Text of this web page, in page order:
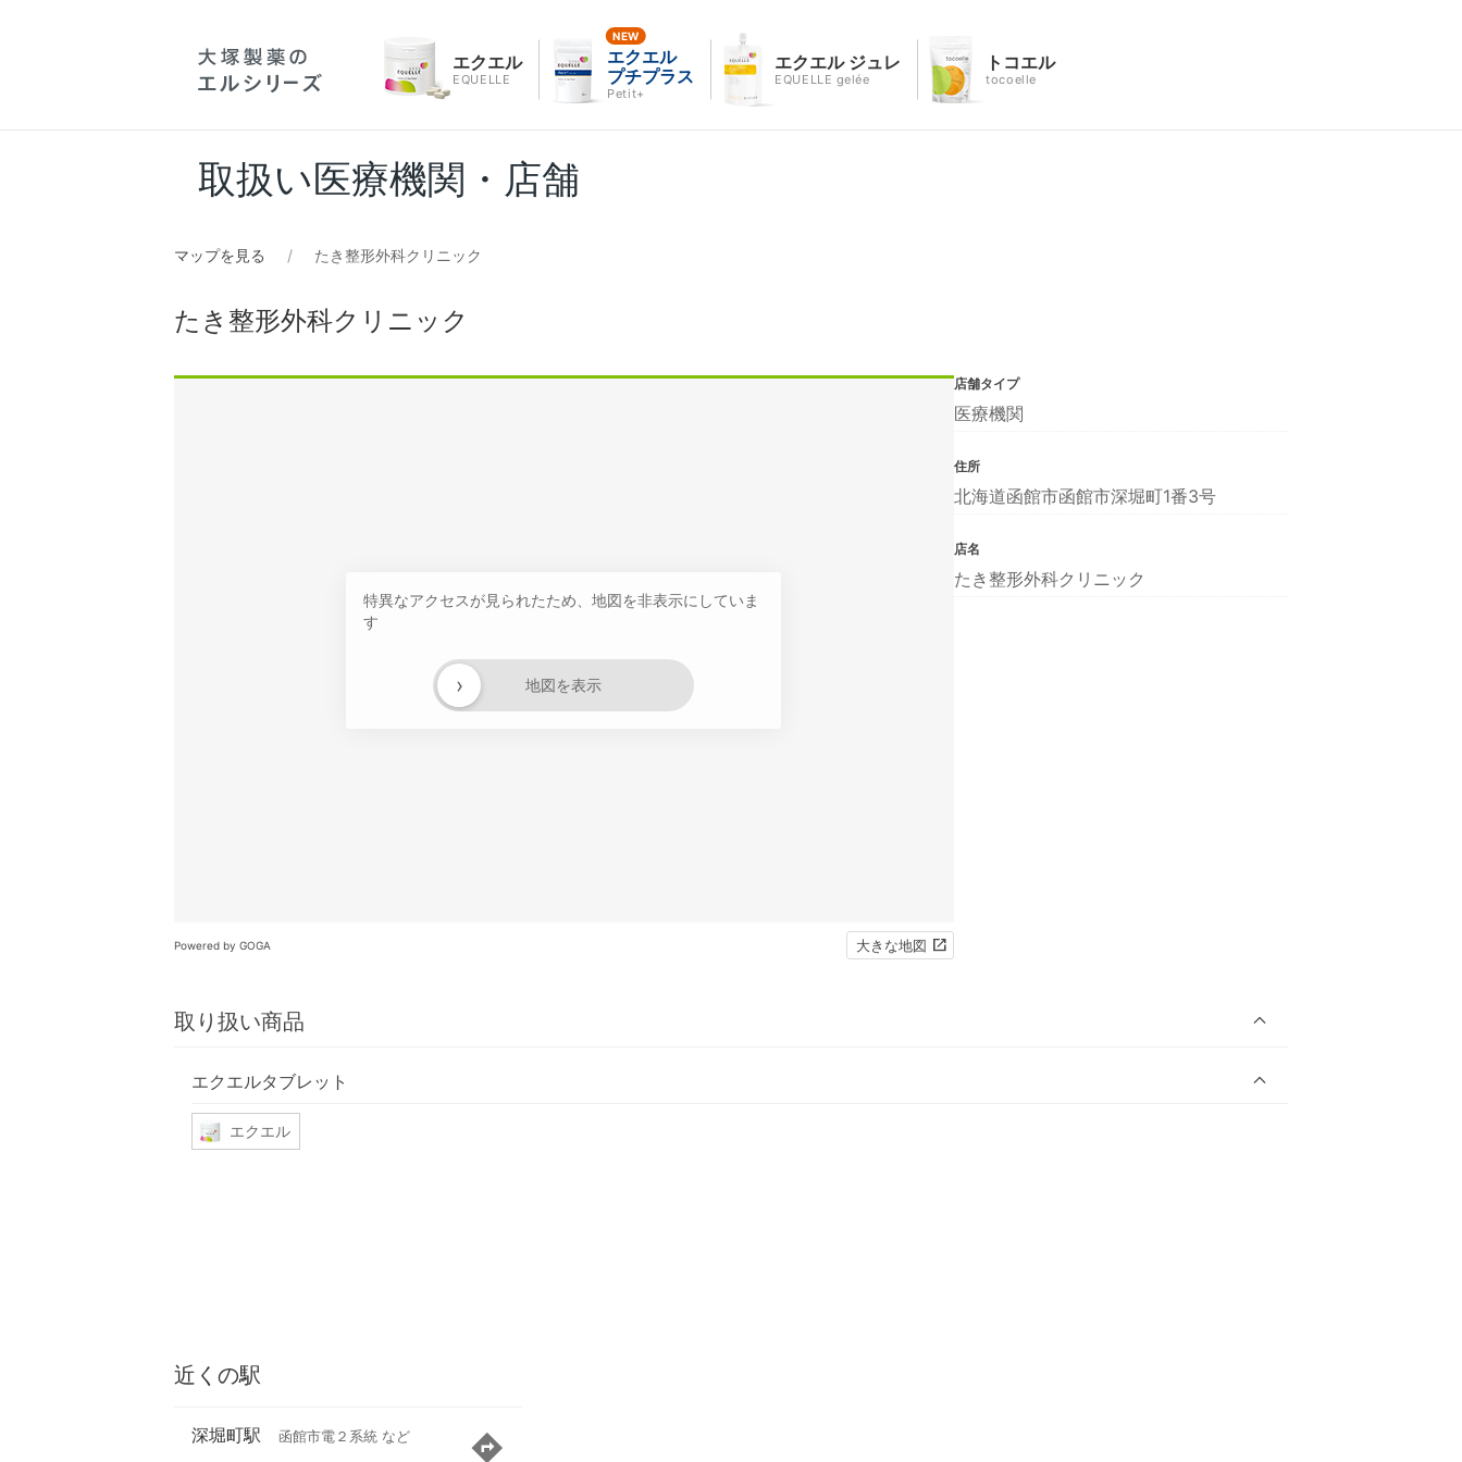
エクエル
EQUELLE
エクエル
プチプラス
Petit+
エクエル ジュレ
EQUELLE gelée
トコエル
tocoelle
取扱い医療機関・店舗
マップを見る たき整形外科クリニック
たき整形外科クリニック
特異なアクセスが見られたため、地図を非表示にしていま
す
地図を表示
›
Powered by GOGA 大きな地図
取り扱い商品
エクエルタブレット
エクエル
店舗タイプ
医療機関
住所
北海道函館市函館市深堀町1番3号
店名
たき整形外科クリニック
近くの駅
深堀町駅 函館市電２系統 など